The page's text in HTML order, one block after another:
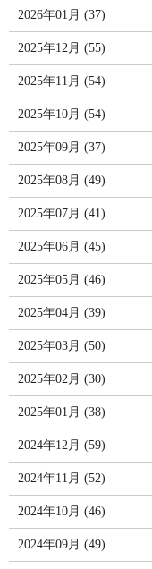
2026年01月 (37)
2025年12月 (55)
2025年11月 (54)
2025年10月 (54)
2025年09月 (37)
2025年08月 (49)
2025年07月 (41)
2025年06月 (45)
2025年05月 (46)
2025年04月 (39)
2025年03月 (50)
2025年02月 (30)
2025年01月 (38)
2024年12月 (59)
2024年11月 (52)
2024年10月 (46)
2024年09月 (49)